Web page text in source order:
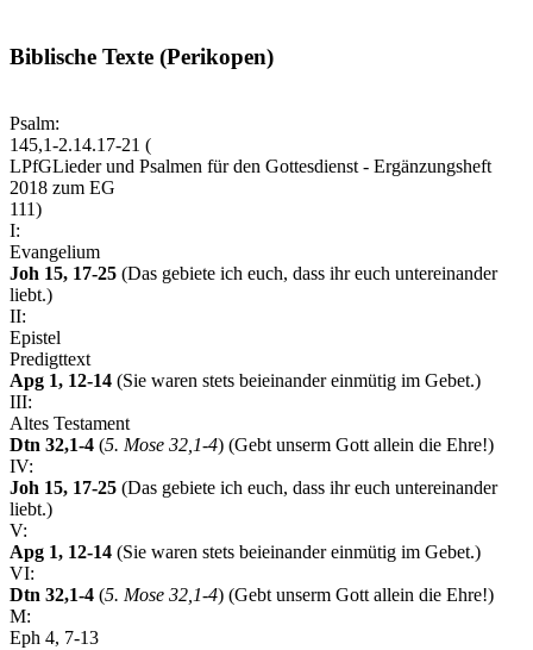
Biblische Texte (Perikopen)
Psalm:
145,1-2.14.17-21 (
LPfGLieder und Psalmen für den Gottesdienst - Ergänzungsheft
2018 zum EG
111)
I:
Evangelium
Joh 15, 17-25 (Das gebiete ich euch, dass ihr euch untereinander
liebt.)
II:
Epistel
Predigttext
Apg 1, 12-14 (Sie waren stets beieinander einmütig im Gebet.)
III:
Altes Testament
Dtn 32,1-4 (5. Mose 32,1-4) (Gebt unserm Gott allein die Ehre!)
IV:
Joh 15, 17-25 (Das gebiete ich euch, dass ihr euch untereinander
liebt.)
V:
Apg 1, 12-14 (Sie waren stets beieinander einmütig im Gebet.)
VI:
Dtn 32,1-4 (5. Mose 32,1-4) (Gebt unserm Gott allein die Ehre!)
M:
Eph 4, 7-13